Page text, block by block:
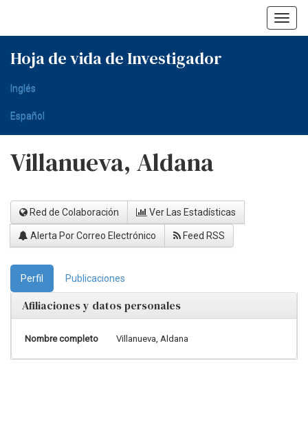
Hoja de vida de Investigador
Inglés
Español
Villanueva, Aldana
Red de Colaboración Ver Las Estadísticas
Alerta Por Correo Electrónico Feed RSS
Perfil Publicaciones
Afiliaciones y datos personales
Nombre completo Villanueva, Aldana